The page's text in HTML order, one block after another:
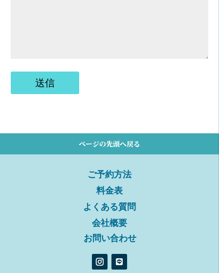
送信
ページの先頭へ戻る
ご予約方法
料金表
よくある質問
会社概要
お問い合わせ